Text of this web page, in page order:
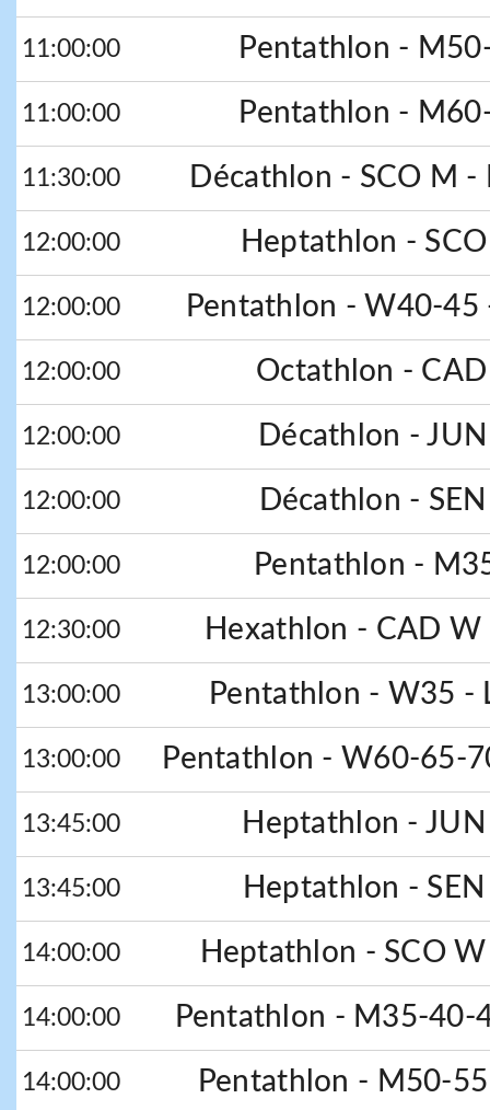
11:00:00 Pentathlon -
11:00:00 Pentathlon -
11:30:00 Décathlon - SCO M -
12:00:00 Heptathlon -
12:00:00 Pentathlon - W40-45
12:00:00 Octathlon -
12:00:00 Décathlon -
12:00:00 Décathlon -
12:00:00 Pentathlon -
12:30:00 Hexathlon - CAD
13:00:00 Pentathlon - W35 -
13:00:00 Pentathlon - W60-65-
13:45:00 Heptathlon -
13:45:00 Heptathlon -
14:00:00 Heptathlon - SCO
14:00:00 Pentathlon - M35-40-
14:00:00 Pentathlon - M50-